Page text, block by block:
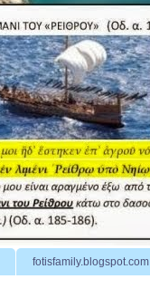
fotisfamily.blogspot.com